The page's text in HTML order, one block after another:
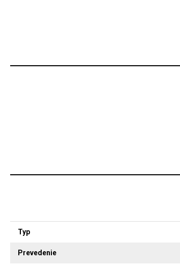
Typ
Prevedenie